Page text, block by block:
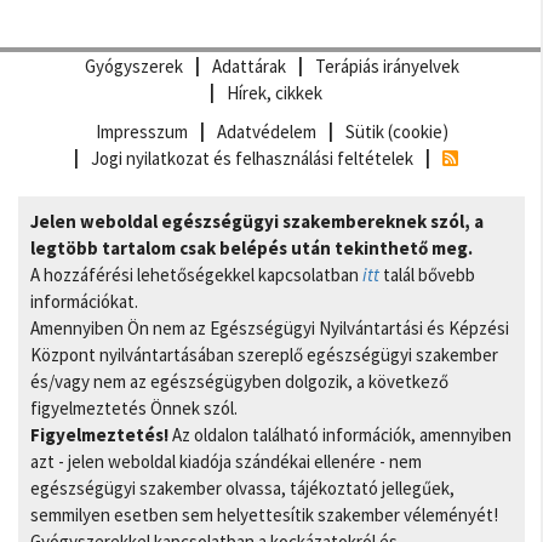
Gyógyszerek Adattárak
Terápiás irányelvek
Hírek, cikkek
Impresszum
Adatvédelem
Sütik (cookie)
Jogi nyilatkozat és felhasználási feltételek
Jelen weboldal egészségügyi szakembereknek szól, a
legtöbb tartalom csak belépés után tekinthető meg.
A hozzáférési lehetőségekkel kapcsolatban itt talál bővebb
információkat.
Amennyiben Ön nem az Egészségügyi Nyilvántartási és Képzési
Központ nyilvántartásában szereplő egészségügyi szakember
és/vagy nem az egészségügyben dolgozik, a következő
figyelmeztetés Önnek szól.
Figyelmeztetés!Az oldalon található információk, amennyiben
azt - jelen weboldal kiadója szándékai ellenére - nem
egészségügyi szakember olvassa, tájékoztató jellegűek,
semmilyen esetben sem helyettesítik szakember véleményét!